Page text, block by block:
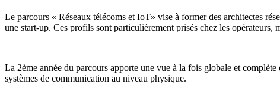
Le parcours « Réseaux télécoms et IoT» vise à former des architectes
une start-up. Ces profils sont particulièrement prisés chez les opérateurs,
La 2ème année du parcours apporte une vue à la fois globale et
systèmes de communication au niveau physique.